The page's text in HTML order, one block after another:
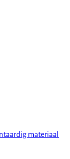
materiaal